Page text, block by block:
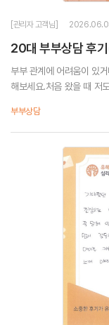
[관리자 고객님]
20대 부부상담 후
부부 관계에 어려움이 있
해보세요.처음 왔을 때 저
부부상담